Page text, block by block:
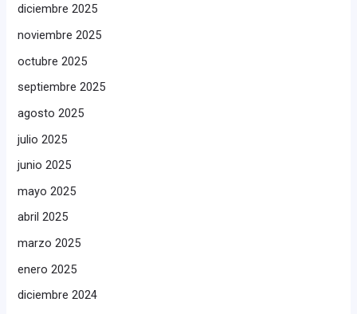
diciembre 2025
noviembre 2025
octubre 2025
septiembre 2025
agosto 2025
julio 2025
junio 2025
mayo 2025
abril 2025
marzo 2025
enero 2025
diciembre 2024